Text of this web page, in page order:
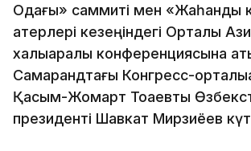
Одағы» саммиті мен «Жаһандық
қатерлері кезеңіндегі Орталық
халықаралық конференциясына
Самарқандтағы Конгресс-
Қасым-Жомарт Тоқаевты
президенті Шавкат Мирзиёев